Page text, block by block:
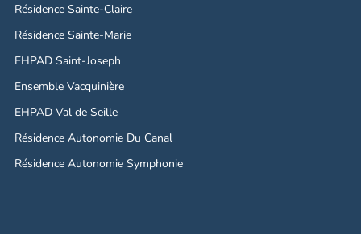
Résidence Sainte-Claire
Résidence Sainte-Marie
EHPAD Saint-Joseph
Ensemble Vacquinière
EHPAD Val de Seille
Résidence Autonomie Du Canal
Résidence Autonomie Symphonie